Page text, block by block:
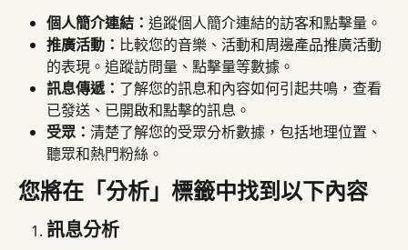
個人簡介連結： 追蹤個人簡介連結的訪客和點擊量。
推廣活動： 比較您的音樂、活動和周邊產品推廣活動
的表現。追蹤訪問量、點擊量等數據。
訊息傳遞： 了解您的訊息和內容如何引起共鳴，查看
已發送、已開啟和點擊的訊息。
受眾： 清楚了解您的受眾分析數據，包括地理位置、
聽眾和熱門粉絲。
您將在「分析」標籤中找到以下內容
訊息分析